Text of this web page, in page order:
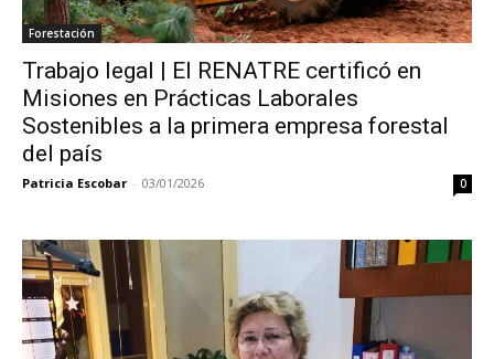
Forestación
Trabajo legal | El RENATRE certificó en
Misiones en Prácticas Laborales
Sostenibles a la primera empresa forestal
del país
Patricia Escobar - 03/01/2026 0